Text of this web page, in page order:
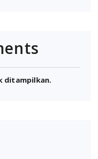
ditampilkan.